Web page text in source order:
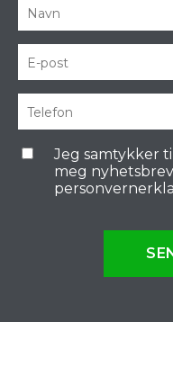
Jeg samtykker
meg